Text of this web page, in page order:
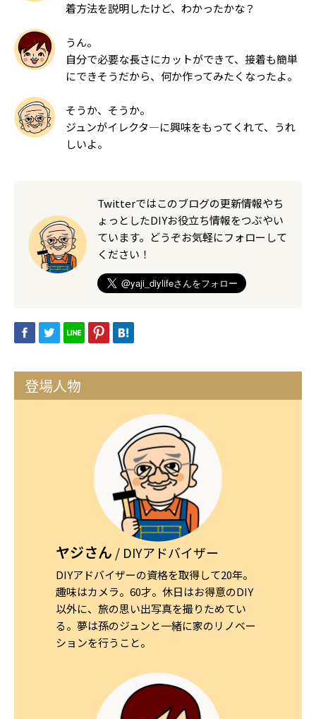
着方法を説明したけど、わかったかな？
うん。
自分で必要な長さにカットができて、接着も簡単
にできそうだから、何か作ってみたくなったよ。
そうか、そうか。
ジュンがイレクタ―に興味をもってくれて、うれ
しいよ。
Twitterではこのブログの更新情報やち
ょっとしたDIYお役立ち情報をつぶやい
ています。どうぞお気軽にフォローして
ください！
登場人物
ヤジさん / DIYアドバイザー
DIYアドバイザーの資格を取得して20年。
趣味はカメラ。60才。休日はお得意のDIY
以外に、旅の思い出写真を撮りためてい
る。夢は孫のジュンと一緒に家のリノベー
ションを行うこと。